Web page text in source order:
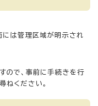
には管理区域が明示され
ので、事前に手続きを行
ねください。